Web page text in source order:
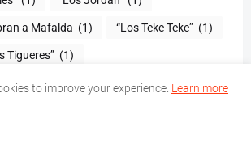
a Mafalda (1) “Los Teke Teke” (1)
Tigueres” (1)
Tapas" "Lunes del Negro"
to improve your experience. Learn more